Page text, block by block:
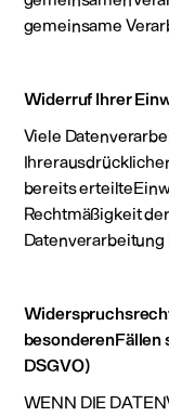
gemeinsame
Widerruf Ihrer
Viele
bereits
Rechtmäßigkeit
besonderenFällen
DSGVO)
WENN DIE